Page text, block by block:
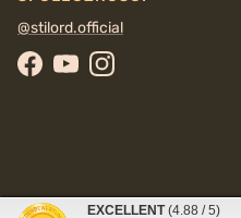
@stilord.official
Facebook
YouTubeInstagram
EXCELLENT (4.88 / 5)